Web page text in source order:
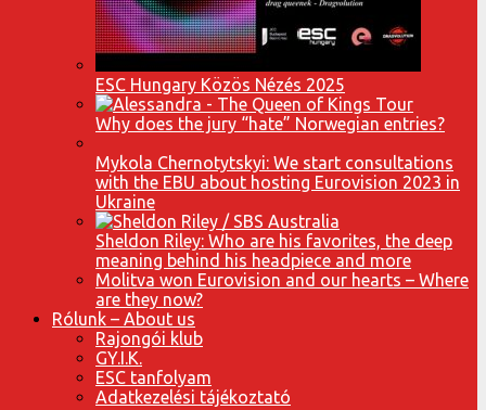
ESC Hungary Közös Nézés 2025
Why does the jury “hate” Norwegian entries?
Mykola Chernotytskyi: We start consultations
with the EBU about hosting Eurovision 2023 in
Ukraine
Sheldon Riley: Who are his favorites, the deep
meaning behind his headpiece and more
Molitva won Eurovision and our hearts – Where
are they now?
Rólunk – About us
Rajongói klub
GY.I.K.
ESC tanfolyam
Adatkezelési tájékoztató